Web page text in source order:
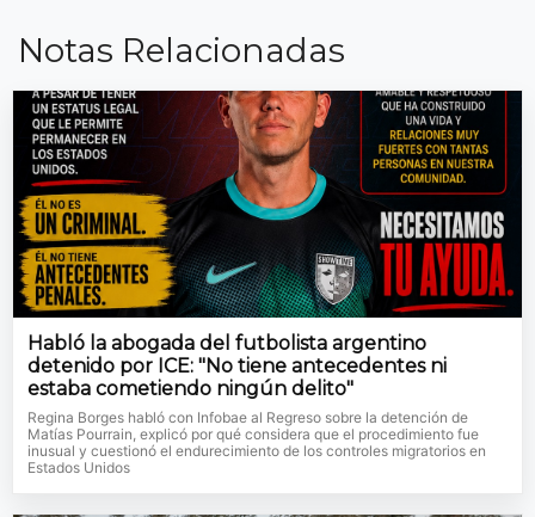
Notas Relacionadas
Habló la abogada del futbolista argentino
detenido por ICE: "No tiene antecedentes ni
estaba cometiendo ningún delito"
Regina Borges habló con Infobae al Regreso sobre la detención de
Matías Pourrain, explicó por qué considera que el procedimiento fue
inusual y cuestionó el endurecimiento de los controles migratorios en
Estados Unidos